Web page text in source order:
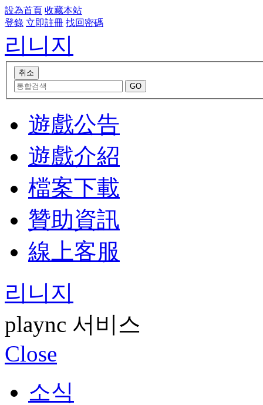
設為首頁 收藏本站
登錄 立即註冊 找回密碼
리니지
遊戲公告
遊戲介紹
檔案下載
贊助資訊
線上客服
리니지
plaync 서비스
Close
소식